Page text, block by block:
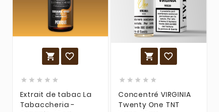
 
    
Extrait de tabac La
Tabaccheria -
 
    
Concentré VIRGINIA
Twenty One TNT